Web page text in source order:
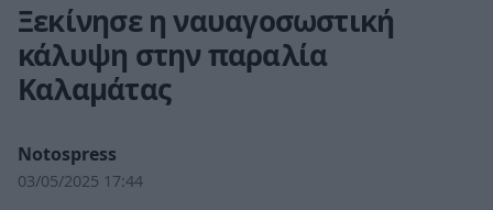
Ξεκίνησε η ναυαγοσωστική
κάλυψη στην παραλία
Καλαμάτας
Notospress
03/05/2025 17:44